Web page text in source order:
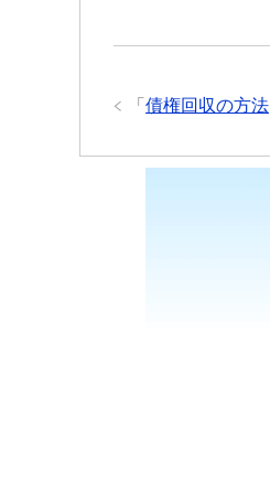
「 債権回収の方法